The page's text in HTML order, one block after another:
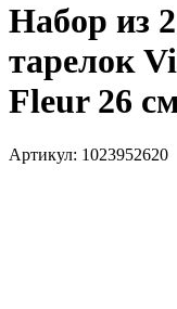
Набор из
тарелок
Fleur 26
Артикул: 1023952620